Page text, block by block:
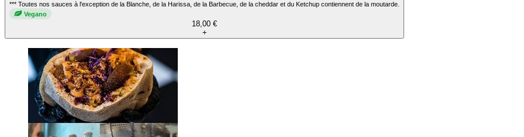
*** Toutes nos sauces à l'exception de la Blanche, de la Harissa, de la Barbecue, de la cheddar et du Ketchup contiennent de la moutarde.
Vegano
18,00 €
+